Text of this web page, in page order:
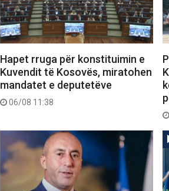
Hapet rruga për konstituimin e
Kuvendit të Kosovës, miratohen
mandatet e deputetëve
06/08 11:38